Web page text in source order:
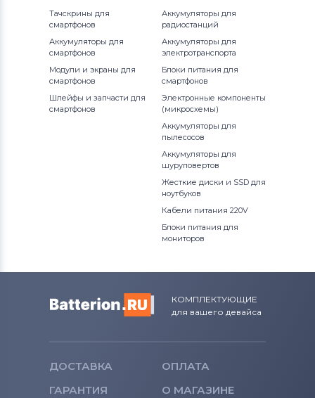
Тачскрины для
смартфонов
Аккумуляторы для
смартфонов
Модули и экраны для
смартфонов
Шлейфы и запчасти для
смартфонов
Аккумуляторы для
радиостанций
Аккумуляторы для
электротранспорта
Блоки питания для
смартфонов
Электронные компоненты
(микросхемы)
Аккумуляторы для
пылесосов
Аккумуляторы для
шуруповертов
Жесткие диски и SSD для
ноутбуков
Кабели питания 220V
Блоки питания для
мониторов
КОМПЛЕКТУЮЩИЕ
для вашего девайса
ДОСТАВКА
ОПЛАТА
ГАРАНТИЯ
О МАГАЗИНЕ